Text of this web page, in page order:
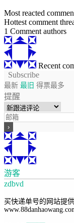
Most reacted
Hottest comment
1 Comment authors
Recent
Subscribe
最新 最旧 得票最多
提醒
游客
zdbvd
买快递单号的网站提